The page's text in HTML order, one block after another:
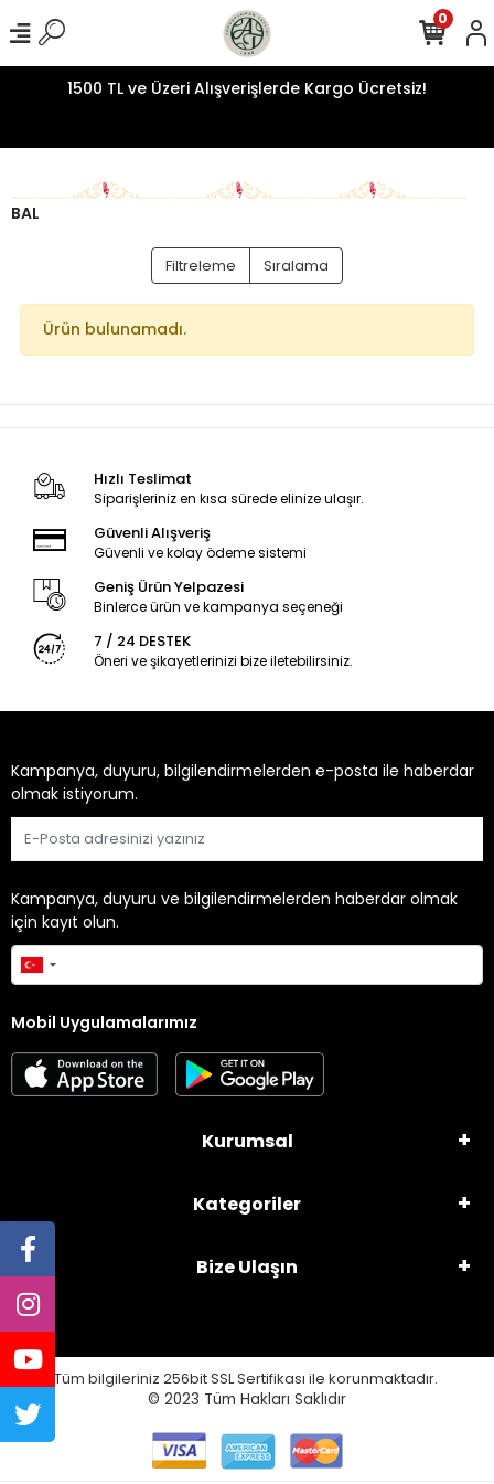
1500 TL ve Üzeri Alışverişlerde Kargo Ücretsiz!
0
BAL
Filtreleme Sıralama
Ürün bulunamadı.
Hızlı Teslimat
Siparişleriniz en kısa sürede elinize ulaşır.
Güvenli Alışveriş
Güvenli ve kolay ödeme sistemi
Geniş Ürün Yelpazesi
Binlerce ürün ve kampanya seçeneği
7 / 24 DESTEK
Öneri ve şikayetlerinizi bize iletebilirsiniz.
Kampanya, duyuru, bilgilendirmelerden e-posta ile haberdar
olmak istiyorum.
Kampanya, duyuru ve bilgilendirmelerden haberdar olmak
için kayıt olun.
Mobil Uygulamalarımız
Kurumsal
Kategoriler
Bize Ulaşın
Tüm bilgileriniz 256bit SSL Sertifikası ile korunmaktadır.
© 2023 Tüm Hakları Saklıdır